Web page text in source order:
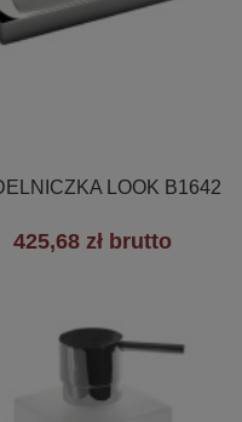
Szybki podgląd
LOOK B1642
425,68 zł brutto